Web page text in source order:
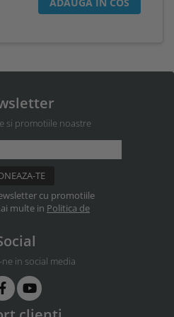
si promotiile noastre
cu promotiile
multe in Politica de
in social media